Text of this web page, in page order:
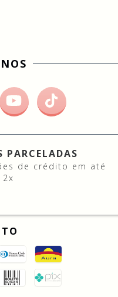
PARCELADAS
de crédito em até